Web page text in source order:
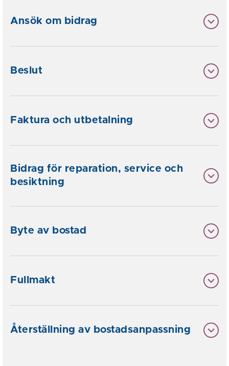
Ansök om bidrag
Beslut
Faktura och utbetalning
Bidrag för reparation, service och
besiktning
Byte av bostad
Fullmakt
Återställning av bostadsanpassning